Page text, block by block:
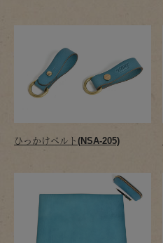
ひっかけベルト(NSA-205)